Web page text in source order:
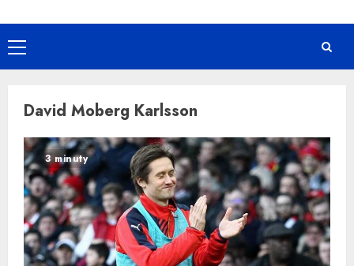
Primary
Menu
David Moberg Karlsson
3 minuty